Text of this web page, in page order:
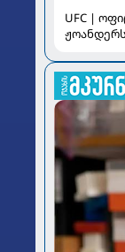
UFC |